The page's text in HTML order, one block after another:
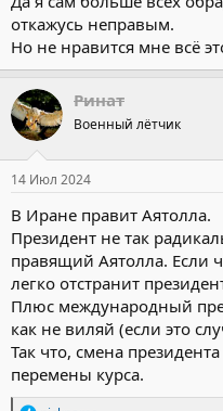
откажусь неправым.
Но не нравится мне всё
Ринат
Военный лётчик
14 Июл 2024
В Иране правит Аятолла.
Президент не так
правящий Аятолла. Если
легко отстранит
Плюс международный
как не виляй (если это
Так что, смена
перемены курса.